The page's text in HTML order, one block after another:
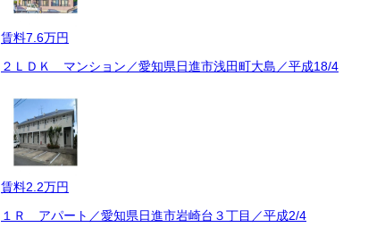
賃料7.6万円
２ＬＤＫ マンション／愛知県日進市浅田町大島／平成18/4
賃料2.2万円
１Ｒ アパート／愛知県日進市岩崎台３丁目／平成2/4